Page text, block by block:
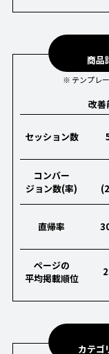
商品
※ テンプレ
改善
セッション数
コンバー
ジョン数(率)
直帰率
ページの
平均掲載順位
カテゴ